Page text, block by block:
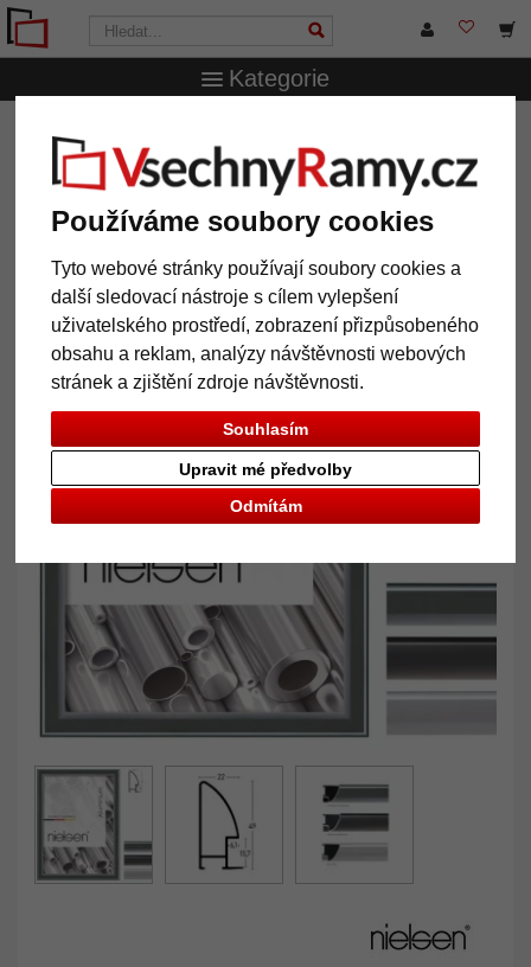
Používáme soubory cookies
Tyto webové stránky používají soubory cookies a
další sledovací nástroje s cílem vylepšení
uživatelského prostředí, zobrazení přizpůsobeného
obsahu a reklam, analýzy návštěvnosti webových
stránek a zjištění zdroje návštěvnosti.
Souhlasím
Odmítám
Upravit mé předvolby
Kategorie
s profilem 281 na míru
Hliníkový rám s profilem 281 na
míru
Zpět